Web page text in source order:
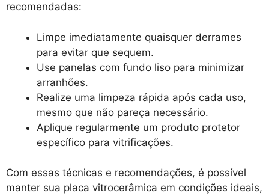
recomendadas:
Limpe imediatamente quaisquer derrames
para evitar que sequem.
Use panelas com fundo liso para minimizar
arranhões.
Realize uma limpeza rápida após cada uso,
mesmo que não pareça necessário.
Aplique regularmente um produto protetor
específico para vitrificações.
Com essas técnicas e recomendações, é possível
manter sua placa vitrocerâmica em condições ideais,